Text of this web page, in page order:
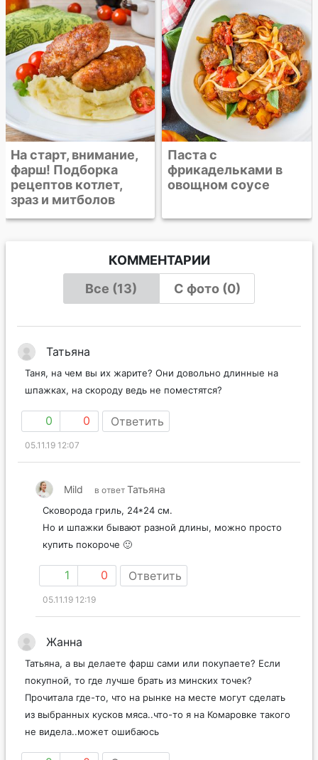
Паста с
фрикадельками в
овощном соусе
КОММЕНТАРИИ
Все (13)
С фото (0)
Татьяна
Таня, на чем вы их жарите? Они довольно длинные на
шпажках, на скороду ведь не поместятся?
0 0 Ответить
05.11.19 12:07
Mild в ответ Татьяна
Сковорода гриль, 24*24 см.
Но и шпажки бывают разной длины, можно просто
купить покороче 🙂
1 0 Ответить
05.11.19 12:19
Жанна
Татьяна, а вы делаете фарш сами или покупаете? Если
покупной, то где лучше брать из минских точек?
Прочитала где-то, что на рынке на месте могут сделать
из выбранных кусков мяса..что-то я на Комаровке такого
не видела..может ошибаюсь